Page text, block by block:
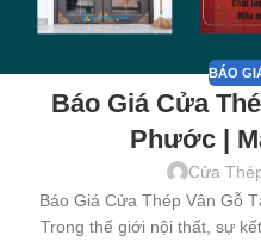
BÁO
Báo Giá Cửa
Phước |
Cửa
Báo Giá Cửa Thép Vân Gỗ
Trong thế giới nội thất, sự